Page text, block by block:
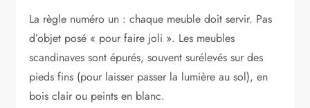
La règle numéro un : chaque meuble doit servir. Pas
d’objet posé « pour faire joli ». Les meubles
scandinaves sont épurés, souvent surélevés sur des
pieds fins (pour laisser passer la lumière au sol), en
bois clair ou peints en blanc.